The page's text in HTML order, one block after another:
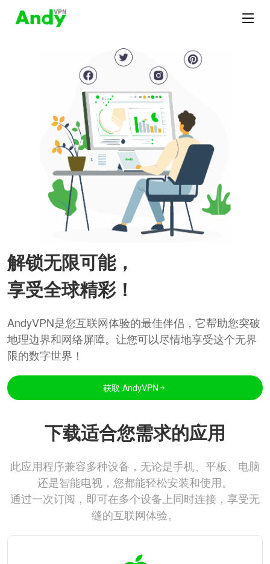
解锁无限可能，
享受全球精彩！
AndyVPN是您互联网体验的最佳伴侣，它帮助您突破
地理边界和网络屏障。让您可以尽情地享受这个无界
限的数字世界！
获取 AndyVPN
下载适合您需求的应用
此应用程序兼容多种设备，无论是手机、平板、电脑
还是智能电视，您都能轻松安装和使用。
通过一次订阅，即可在多个设备上同时连接，享受无
缝的互联网体验。